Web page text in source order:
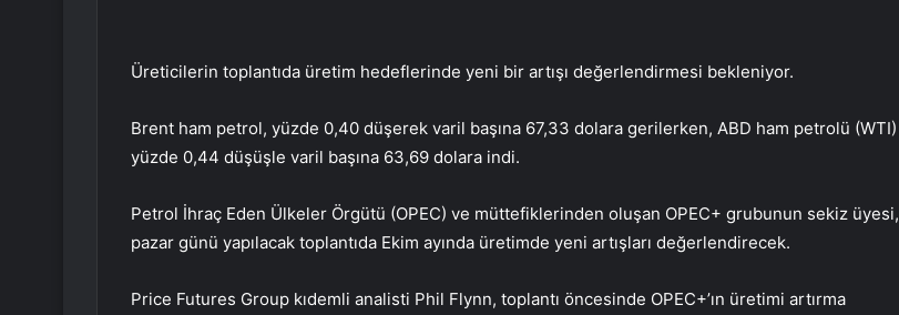
Üreticilerin toplantıda üretim hedeflerinde yeni bir artışı değerlendirmesi bekleniyor.
Brent ham petrol, yüzde 0,40 düşerek varil başına 67,33 dolara gerilerken, ABD ham petrolü (WTI)
yüzde 0,44 düşüşle varil başına 63,69 dolara indi.
Petrol İhraç Eden Ülkeler Örgütü (OPEC) ve müttefiklerinden oluşan OPEC+ grubunun sekiz üyesi,
pazar günü yapılacak toplantıda Ekim ayında üretimde yeni artışları değerlendirecek.
Price Futures Group kıdemli analisti Phil Flynn, toplantı öncesinde OPEC+’ın üretimi artırma